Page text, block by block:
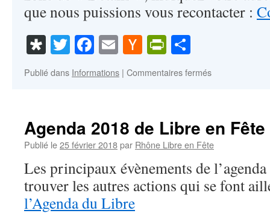
que nous puissions vous recontacter :
Diaspora
TwitterFacebook
EmailHacker
News
PrintFriendly
Publié dans Informations | Commentaires ferméssur
redémarre
Agenda 2018 de Libre en
Publié le25 février 2018par Rhône Libre en Fête
Les principaux évènements de
trouver les autres actions qui se font
l’Agenda du Libre